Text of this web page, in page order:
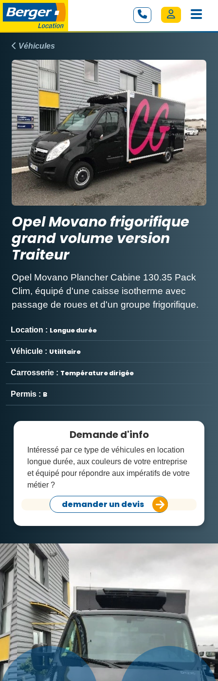
Véhicules
Opel Movano frigorifique
grand volume version
Traiteur
Opel Movano Plancher Cabine 130.35 Pack
Clim, équipé d'une caisse isotherme avec
passage de roues et d'un groupe frigorifique.
Location : Longue durée
Véhicule : Utilitaire
Carrosserie : Température dirigée
Permis : B
Demande d'info
Intéressé par ce type de véhicules en location
longue durée, aux couleurs de votre entreprise
et équipé pour répondre aux impératifs de votre
métier ?
demander un devis